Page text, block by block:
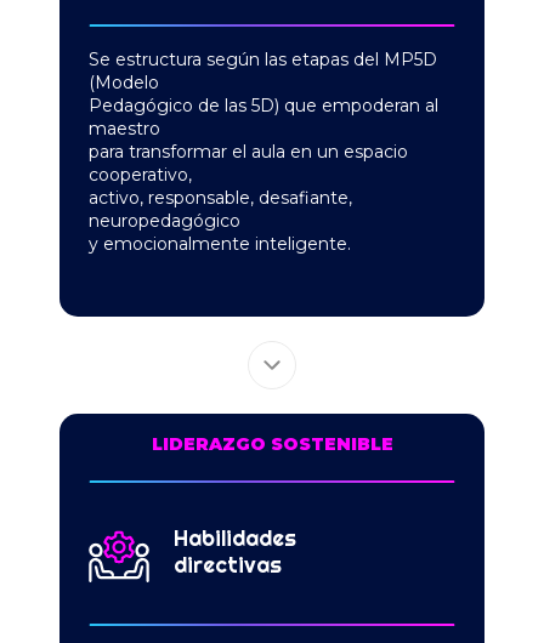
Se estructura según las etapas del MP5D
(Modelo
Pedagógico de las 5D) que empoderan al
maestro
para transformar el aula en un espacio
cooperativo,
activo, responsable, desafiante,
neuropedagógico
y emocionalmente inteligente.
LIDERAZGO SOSTENIBLE
Habilidades
directivas